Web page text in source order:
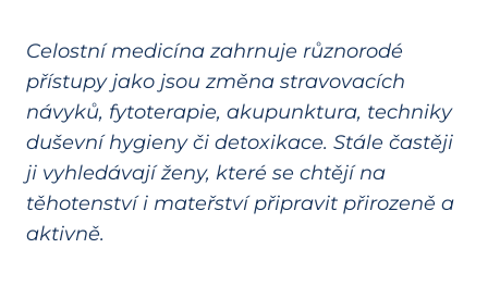
Celostní medicína zahrnuje různorodé
přístupy jako jsou změna stravovacích
návyků, fytoterapie, akupunktura, techniky
duševní hygieny či detoxikace. Stále častěji
ji vyhledávají ženy, které se chtějí na
těhotenství i mateřství připravit přirozeně a
aktivně.